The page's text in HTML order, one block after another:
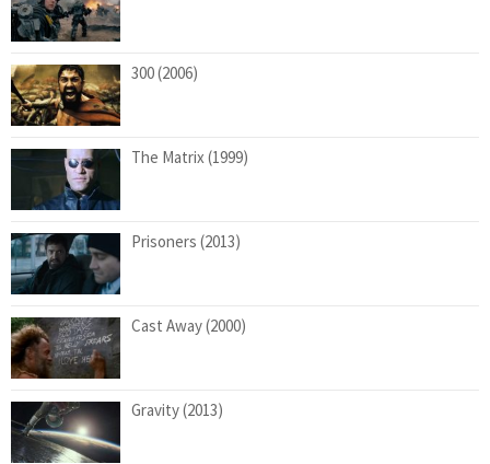
300 (2006)
The Matrix (1999)
Prisoners (2013)
Cast Away (2000)
Gravity (2013)